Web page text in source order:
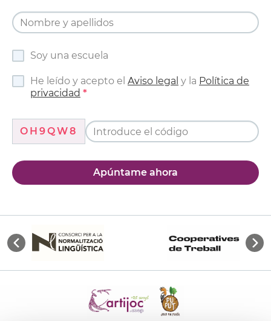
Soy una escuela
He leído y acepto el Aviso legal y la Política de
privacidad
OH9QW8
Apúntame ahora